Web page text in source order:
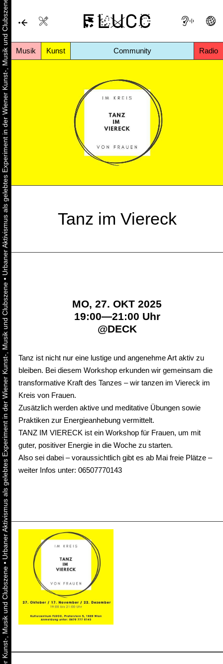
Musik Kunst Community Radio
•
Urbaner Aktivismus als gelebtes Experiment in der Wiener Kunst-, Musik und Clubszene
•
Urbaner Aktivismus als gelebtes Experiment in der Wiener Kunst-, Musik und Clubszene Tanz im Viereck
MO, 27. OKT 2025
19:00—21:00 Uhr
@DECK
Tanz ist nicht nur eine lustige und angenehme Art aktiv zu
bleiben. Bei diesem Workshop erkunden wir gemeinsam die
transformative Kraft des Tanzes – wir tanzen im Viereck im
Kreis von Frauen.
Zusätzlich werden aktive und meditative Übungen sowie
Praktiken zur Energieanhebung vermittelt.
TANZ IM VIERECK ist ein Workshop für Frauen, um mit
guter, positiver Energie in die Woche zu starten.
Also sei dabei – voraussichtlich gibt es ab Mai freie Plätze –
weiter Infos unter: 06507770143